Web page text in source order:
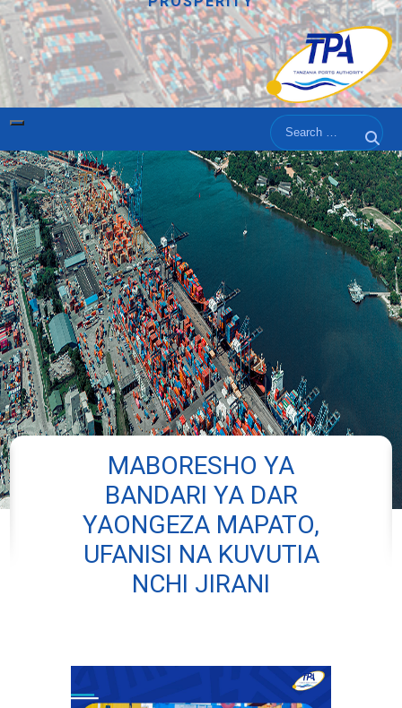
Search
MABORESHO YA
BANDARI YA DAR
YAONGEZA MAPATO,
UFANISI NA KUVUTIA
NCHI JIRANI